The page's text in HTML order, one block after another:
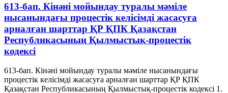
613-бап. Кінәні мойындау туралы мәміле
нысанындағы процестік келісімді жасасуға
арналған шарттар ҚР ҚПК Қазақстан
Республикасының Қылмыстық-процестік
кодексi
613-бап. Кінәні мойындау туралы мәміле нысанындағы
процестік келісімді жасасуға арналған шарттар ҚР ҚПК
Қазақстан Республикасының Қылмыстық-процестік кодексi 1.